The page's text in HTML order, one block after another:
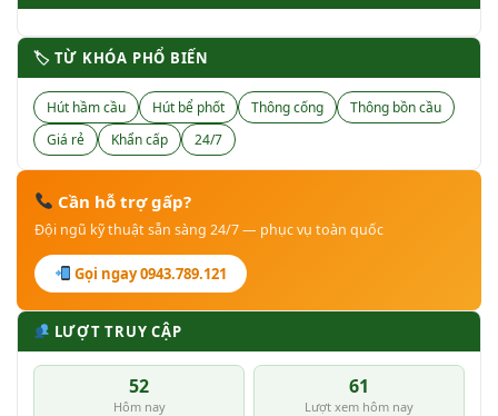
🏷 TỪ KHÓA PHỔ BIẾN
Hút hầm cầu Hút bể phốt Thông cống
Thông bồn cầu
Giá rẻ
Khẩn cấp 24/7
Cần hỗ trợ gấp?
Đội ngũ kỹ thuật sẵn sàng 24/7 — phục vụ toàn quốc
Gọi ngay 0943.789.121
LƯỢT TRUY CẬP
52
Hôm nay
61
Lượt xem hôm nay